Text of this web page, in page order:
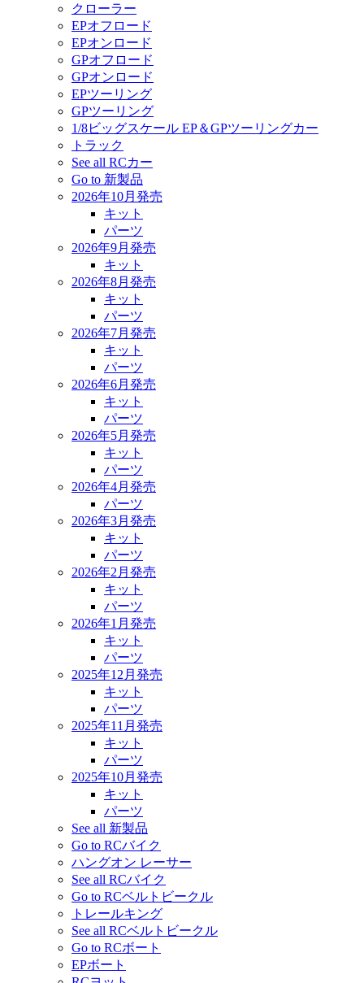
クローラー
EPオフロード
EPオンロード
GPオフロード
GPオンロード
EPツーリング
GPツーリング
1/8ビッグスケール EP＆GPツーリングカー
トラック
See all RCカー
Go to 新製品
2026年10月発売
キット
パーツ
2026年9月発売
キット
2026年8月発売
キット
パーツ
2026年7月発売
キット
パーツ
2026年6月発売
キット
パーツ
2026年5月発売
キット
パーツ
2026年4月発売
パーツ
2026年3月発売
キット
パーツ
2026年2月発売
キット
パーツ
2026年1月発売
キット
パーツ
2025年12月発売
キット
パーツ
2025年11月発売
キット
パーツ
2025年10月発売
キット
パーツ
See all 新製品
Go to RCバイク
ハングオン レーサー
See all RCバイク
Go to RCベルトビークル
トレールキング
See all RCベルトビークル
Go to RCボート
EPボート